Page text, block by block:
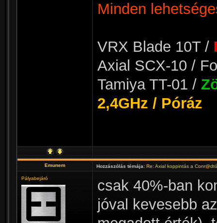
Minden
VRX Blade 10T /
Axial SCX-10 /
Tamiya TT-01 /
2,4GHz / Póráz
Emunem Hozzászólás témája: Re: Axial koppintás a
Pályabejáró
csak 40%-ban
jóval kevesebb